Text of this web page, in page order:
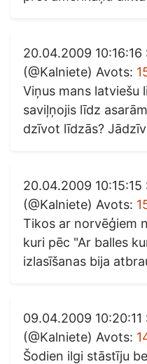
20.04.2009
(@Kalniete) Avots:
Viņus mans latviešu
saviļņojis līdz
dzīvot līdzās?
20.04.2009
(@Kalniete) Avots:
Tikos ar norvēģiem
kuri pēc "Ar balles
izlasīšanas bija
09.04.2009
(@Kalniete) Avots:
Šodien ilgi stāstīju